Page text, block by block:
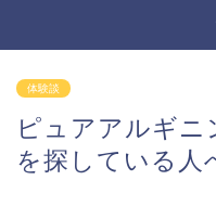
体験談
ピュアアルギニ
を探している人